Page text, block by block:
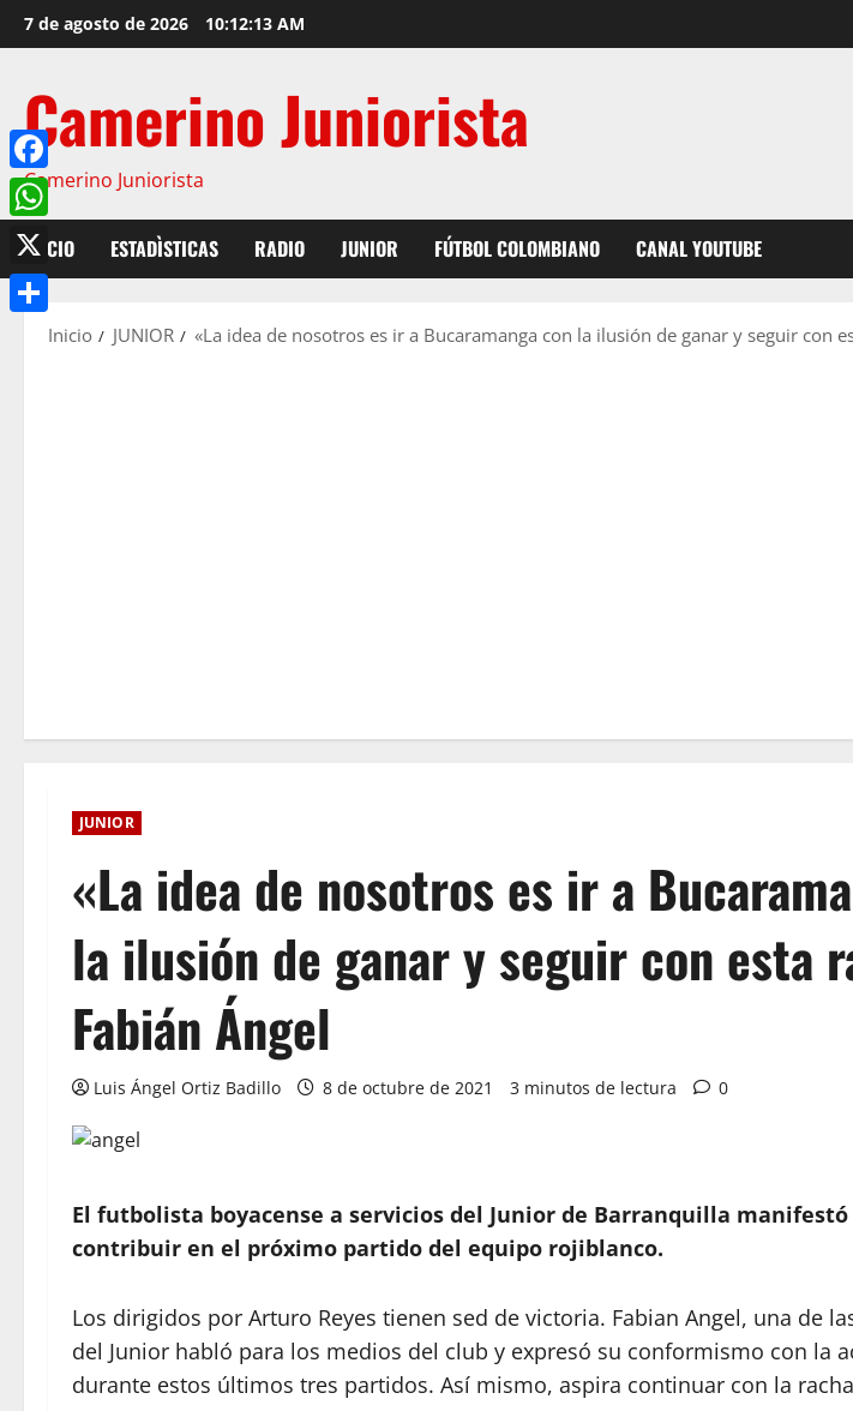
7 de agosto de 2026 10:12:15 AM
Camerino Juniorista
Camerino Juniorista
INICIO ESTADÌSTICAS RADIO JUNIOR FÚTBOL COLOMBIANO CANAL YOUTUBE
Inicio JUNIOR «La idea de nosotros es ir a Bucaramanga con la ilusión de ganar y seguir con
JUNIOR
«La idea de nosotros es ir a
la ilusión de ganar y seguir con esta
Fabián Ángel
Luis Ángel Ortiz Badillo 8 de octubre de 2021 3 minutos de lectura 0
El futbolista boyacense a servicios del Junior de Barranquilla manifestó
contribuir en el próximo partido del equipo rojiblanco.
Los dirigidos por Arturo Reyes tienen sed de victoria. Fabian Angel, una de
del Junior habló para los medios del club y expresó su conformismo con la
durante estos últimos tres partidos. Así mismo, aspira continuar con la
Facebook
WhatsApp
X
Compartir